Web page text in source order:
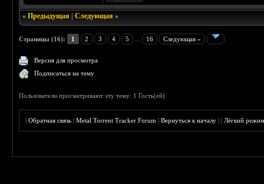
«Предыдущая |Следующая »
Страницы (16): 1 2 3 4 5 16 Следующая »
Версия для просмотра
Подписаться на тему
Пользователи просматривают эту тему: 1 Гость(ей)
|Обратная связь |Metal Torrent Tracker Forum |Вернуться к началу ||Лёгкий